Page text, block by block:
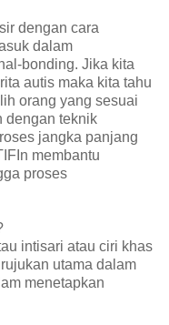
dengan cara
dalam
bonding. Jika kita
autis maka kita tahu
orang yang sesuai
dengan teknik
jangka panjang
membantu
proses
intisari atau ciri khas
utama dalam
menetapkan